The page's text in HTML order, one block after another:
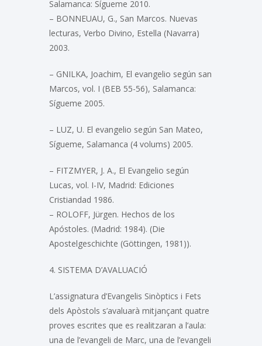
Salamanca: Sígueme 2010.
– BONNEUAU, G., San Marcos. Nuevas
lecturas, Verbo Divino, Estella (Navarra)
2003.
– GNILKA, Joachim, El evangelio según san
Marcos, vol. I (BEB 55-56), Salamanca:
Sígueme 2005.
– LUZ, U. El evangelio según San Mateo,
Sígueme, Salamanca (4 volums) 2005.
– FITZMYER, J. A., El Evangelio según
Lucas, vol. I-IV, Madrid: Ediciones
Cristiandad 1986.
– ROLOFF, Jürgen. Hechos de los
Apóstoles. (Madrid: 1984). (Die
Apostelgeschichte (Göttingen, 1981)).
4. SISTEMA D’AVALUACIÓ
L’assignatura d’Evangelis Sinòptics i Fets
dels Apòstols s’avaluarà mitjançant quatre
proves escrites que es realitzaran a l’aula:
una de l’evangeli de Marc, una de l’evangeli